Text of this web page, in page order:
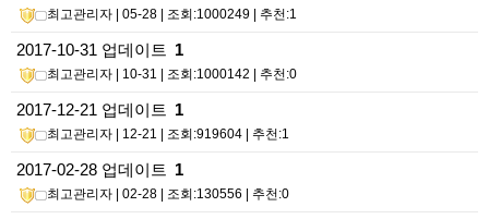
최고관리자 | 05-28 | 조회:1000249 | 추천:1
2017-10-31 업데이트 1
최고관리자 | 10-31 | 조회:1000142 | 추천:0
2017-12-21 업데이트 1
최고관리자 | 12-21 | 조회:919604 | 추천:1
2017-02-28 업데이트 1
최고관리자 | 02-28 | 조회:130556 | 추천:0